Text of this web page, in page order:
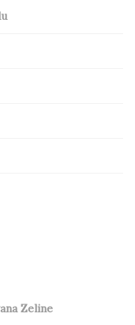
Zeline